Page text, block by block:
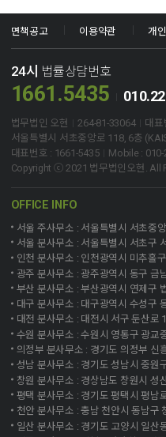
면책공고 이용약관 개
24시 법률상담번호
1661.5435
법무법인 오현 264-81-33064 대표
서울특별시 서초중앙로 118, 6층
대표번호 : 1661-5435
Mobile :
Copyright ⓒ 2021 법무법인오현. All
OFFICE INFO
서울 주사무소 : 서울특별시 서초중
서울 분사무소 : 서울특별시 서초구
인천 분사무소 : 인천광역시 미추홀
광주 분사무소 : 광주광역시 동구 금
부산 분사무소 : 부산광역시 연제구
대구 분사무소 : 대구광역시 수성구
대전 분사무소 : 대전시 서구 둔산로
수원 분사무소 : 수원시 영통구 광교
의정부 분사무소 : 경기도 의정부 신
성남 분사무소 : 경기도 성남시 중원
창원 분사무소 : 경상남도 창원시 성
평택 분사무소 : 경기도 평택시 평남
천안 분사무소 : 충남 천안시 동남구
일산 분사무소 : 경기도 고양시 일산